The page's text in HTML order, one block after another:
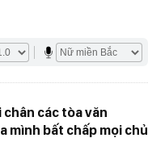
các tòa văn
mình bất chấp mọi chủ